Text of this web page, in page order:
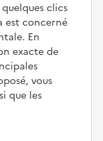
clics
est concerné
En
exacte de
vous
que les